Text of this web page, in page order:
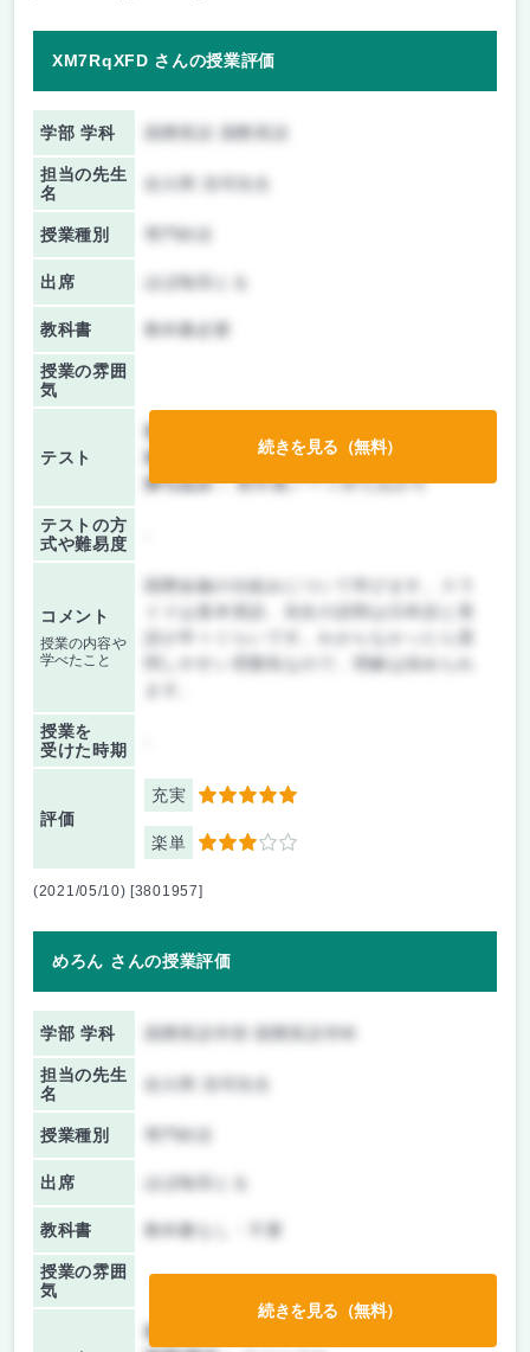
XM7RqXFD さんの授業評価
学部 学科
担当の先生
名
授業種別
出席 ほぼ毎回とる
教科書 教科書必要
授業の雰囲
気
テスト
前期/中間：
後期/期末：
テストのみ
持ち込み：教科書ノート持ち込み可
テストの方
式や難易度
コメント
授業の内容や
学べたこと
国際金融の仕組みについて学びます。スラ
問しやすい雰囲気なので、理解は深められ
授業を
受けた時期
評価
充実 5
楽単 3
続きを見る（無料）
(2021/05/10) [3801957]
めろん さんの授業評価
学部 学科
担当の先生
名
授業種別
出席 ほぼ毎回とる
教科書 教科書なし・不要
授業の雰囲
気
前期/中間：
続きを見る（無料）